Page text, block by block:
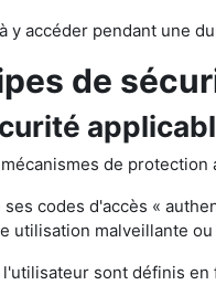
y accéder pendant une
de
de
codes d'accès «
utilisation malveillante
sont définis